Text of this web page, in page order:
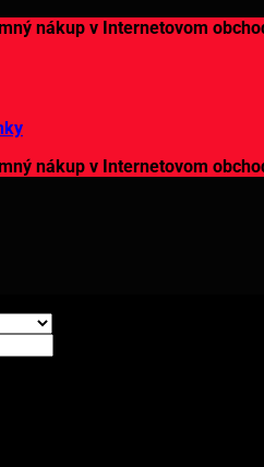
nákup v Internetovom
nákup v Internetovom